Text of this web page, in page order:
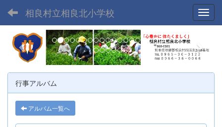
相良村立相良北小学校
p
r
e
v
i
o
u
e
x
t
行事アルバム
アルバム一覧へ